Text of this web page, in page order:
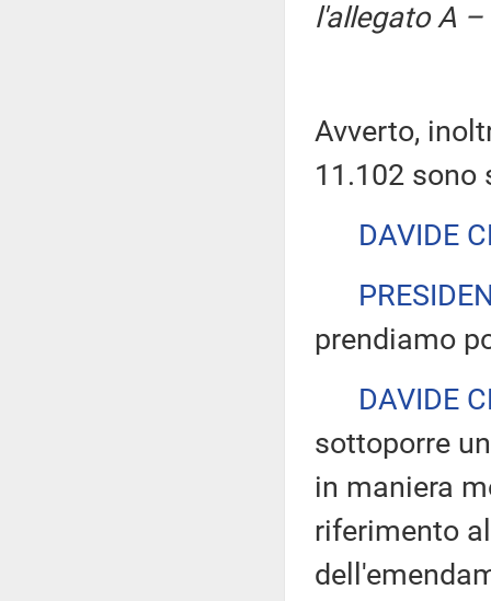
l'allegato A
Avverto,
11.102
DAVIDE
prendiamo
DAVIDE
sottoporre
in maniera
riferimento